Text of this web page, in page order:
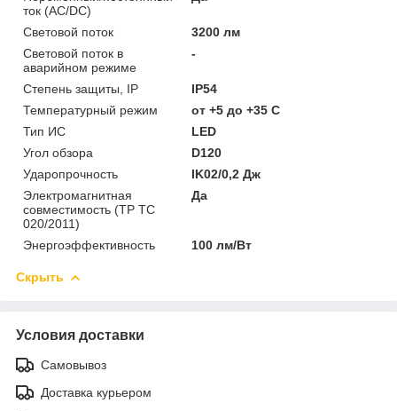
ток (AC/DC)
Световой поток
3200 лм
Световой поток в
аварийном режиме
-
Степень защиты, IP
IP54
Температурный режим
от +5 до +35 C
Тип ИС
LED
Угол обзора
D120
Ударопрочность
IK02/0,2 Дж
Электромагнитная
совместимость (ТР ТС
020/2011)
Да
Энергоэффективность 100 лм/Вт
Скрыть
Условия доставки
Самовывоз
Доставка курьером